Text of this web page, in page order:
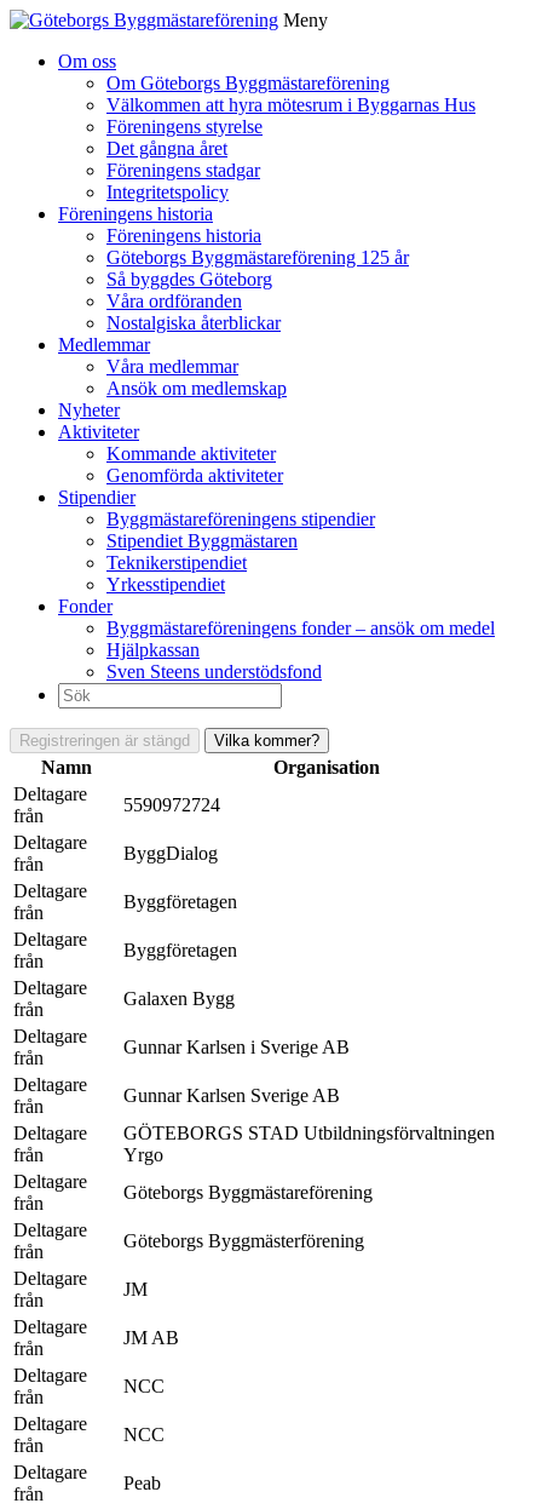
Meny
Om oss
Om Göteborgs Byggmästareförening
Välkommen att hyra mötesrum i Byggarnas Hus
Föreningens styrelse
Det gångna året
Föreningens stadgar
Integritetspolicy
Föreningens historia
Föreningens historia
Göteborgs Byggmästareförening 125 år
Så byggdes Göteborg
Våra ordföranden
Nostalgiska återblickar
Medlemmar
Våra medlemmar
Ansök om medlemskap
Nyheter
Aktiviteter
Kommande aktiviteter
Genomförda aktiviteter
Stipendier
Byggmästareföreningens stipendier
Stipendiet Byggmästaren
Teknikerstipendiet
Yrkesstipendiet
Fonder
Byggmästareföreningens fonder – ansök om medel
Hjälpkassan
Sven Steens understödsfond
Sök
efter:
Registreringen är stängd Vilka kommer?
Namn
Organisation
Deltagare
från
5590972724
Deltagare
från
ByggDialog
Deltagare
från
Byggföretagen
Deltagare
från
Byggföretagen
Deltagare
från
Galaxen Bygg
Deltagare
från
Gunnar Karlsen i Sverige AB
Deltagare
från
Gunnar Karlsen Sverige AB
Deltagare
från
GÖTEBORGS STAD Utbildningsförvaltningen
Yrgo
Deltagare
från
Göteborgs Byggmästareförening
Deltagare
från
Göteborgs Byggmästerförening
Deltagare
från
JM
Deltagare
från
JM AB
Deltagare
från
NCC
Deltagare
från
NCC
Deltagare
från
Peab